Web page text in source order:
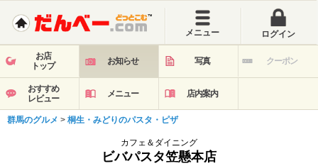
メニュー ログイン
お店
トップ
お知らせ 写真 クーポン
おすすめ
レビュー
メニュー 店内案内
群馬のグルメ > 桐生・みどりのパスタ・ピザ
カフェ＆ダイニング
ビバパスタ笠懸本店